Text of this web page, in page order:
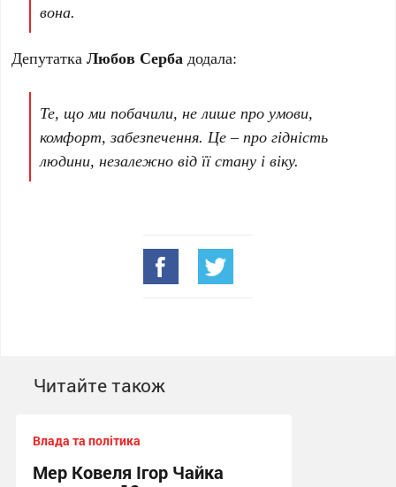
вона.
ДепутаткаЛюбов Серба додала:
Те, що ми побачили, не лише про умови,
комфорт, забезпечення. Це – про гідність
людини, незалежно від її стану і віку.
Читайте також
Влада та політика
Мер Ковеля Ігор Чайка